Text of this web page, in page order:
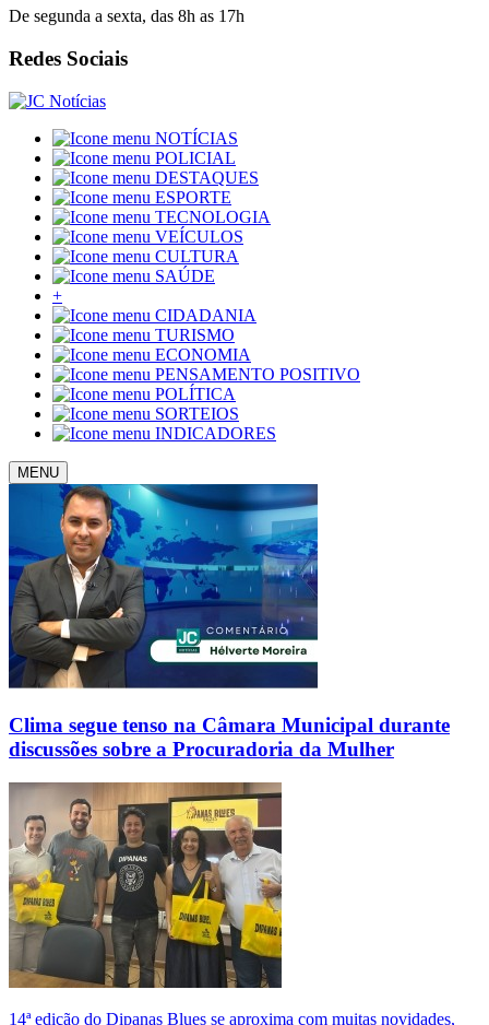
De segunda a sexta, das 8h as 17h
Redes Sociais
NOTÍCIAS
POLICIAL
DESTAQUES
ESPORTE
TECNOLOGIA
VEÍCULOS
CULTURA
SAÚDE
+
CIDADANIA
TURISMO
ECONOMIA
PENSAMENTO POSITIVO
POLÍTICA
SORTEIOS
INDICADORES
MENU
Clima segue tenso na Câmara Municipal durante
discussões sobre a Procuradoria da Mulher
14ª edição do Dipanas Blues se aproxima com muitas novidades,